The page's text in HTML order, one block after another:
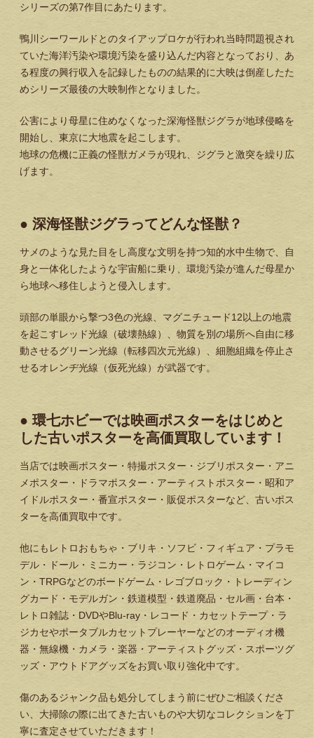
シリーズの第7作目にあたります。
鴨川シーワールドとのタイアップロケが行われ当時問題視され
ていた海洋汚染や環境汚染を盛り込んだ内容となっており、あ
る程度の興行収入を記録したものの結果的に大映は倒産したた
めシリーズ最後の大映制作となりました。
公害により母星に住めなくなった深海怪獣ジグラが地球侵略を
開始し、東京に大地震を起こします。
地球の危機に正義の怪獣ガメラが現れ、ジグラと激突を繰り広
げます。
● 深海怪獣ジグラってどんな怪獣？
サメのような見た目をし高度な文明を持つ知的水中生物で、自
身と一体化したような宇宙船に乗り、環境汚染が進んだ母星か
ら地球へ移住しようと侵入します。
頭部の単眼から撃つ3色の光線、マグニチュード12以上の地震
を起こすレッド光線（破壊熱線）、物質を別の場所へ自由に移
動させるグリーン光線（転移四次元光線）、細胞組織を停止さ
せるオレンヂ光線（仮死光線）が武器です。
● 環七ホビーでは映画ポスターをはじめと
した古いポスターを高価買取しています！
当店では映画ポスター・特撮ポスター・ジブリポスター・アニ
メポスター・ドラマポスター・アーティストポスター・昭和ア
イドルポスター・番宣ポスター・販促ポスターなど、古いポス
ターを高価買取中です。
他にもレトロおもちゃ・ブリキ・ソフビ・フィギュア・プラモ
デル・ドール・ミニカー・ラジコン・レトロゲーム・マイコ
ン・TRPGなどのボードゲーム・レゴブロック・トレーディン
グカード・モデルガン・鉄道模型・鉄道廃品・セル画・台本・
レトロ雑誌・DVDやBlu-ray・レコード・カセットテープ・ラ
ジカセやポータブルカセットプレーヤーなどのオーディオ機
器・無線機・カメラ・楽器・アーティストグッズ・スポーツグ
ッズ・アウトドアグッズをお買い取り強化中です。
傷のあるジャンク品も処分してしまう前にぜひご相談くださ
い、大掃除の際に出てきた古いものや大切なコレクションを丁
寧に査定させていただきます！